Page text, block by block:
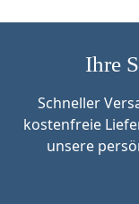
Ihre
Schneller
kostenfreie
unsere